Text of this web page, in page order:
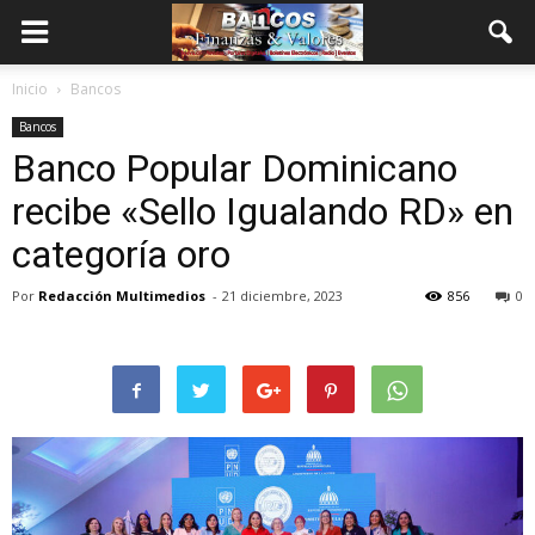
Inicio Bancos
Bancos
Banco Popular Dominicano
recibe «Sello Igualando RD» en
categoría oro
Por Redacción Multimedios - 21 diciembre, 2023 0
856